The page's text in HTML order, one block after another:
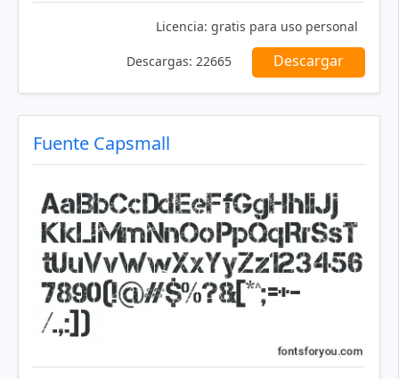
Licencia: gratis para uso personal
Descargas: 22665 Descargar
Fuente Capsmall